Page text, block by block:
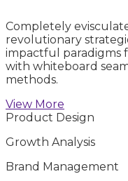
Completely
revolutionary
impactful paradigms
with whiteboard
methods.
View More
Product Design
Growth Analysis
Brand Management